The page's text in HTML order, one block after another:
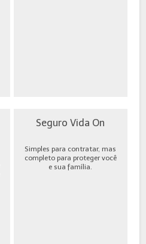
Seguro Vida On
Simples para contratar, mas
completo para proteger você
e sua família.